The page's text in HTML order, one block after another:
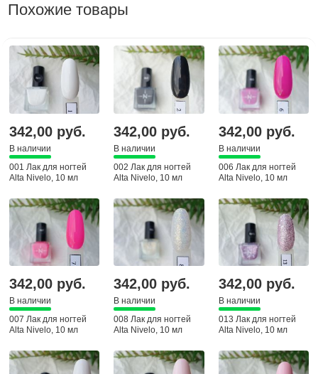
Похожие товары
342,00 руб.
В наличии
001 Лак для ногтей
Alta Nivelo, 10 мл
342,00 руб.
В наличии
002 Лак для ногтей
Alta Nivelo, 10 мл
342,00 руб.
В наличии
006 Лак для ногтей
Alta Nivelo, 10 мл
342,00 руб.
В наличии
007 Лак для ногтей
Alta Nivelo, 10 мл
342,00 руб.
В наличии
008 Лак для ногтей
Alta Nivelo, 10 мл
342,00 руб.
В наличии
013 Лак для ногтей
Alta Nivelo, 10 мл